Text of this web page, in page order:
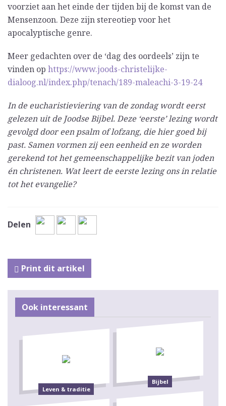
voorziet aan het einde der tijden bij de komst van de
Mensenzoon. Deze zijn stereotiep voor het
apocalyptische genre.
Meer gedachten over de ‘dag des oordeels’ zijn te
vinden op https://www.joods-christelijke-
dialoog.nl/index.php/tenach/189-maleachi-3-19-24
In de eucharistieviering van de zondag wordt eerst
gelezen uit de Joodse Bijbel. Deze ‘eerste’ lezing wordt
gevolgd door een psalm of lofzang, die hier goed bij
past. Samen vormen zij een eenheid en ze worden
gerekend tot het gemeenschappelijke bezit van joden
én christenen. Wat leert de eerste lezing ons in relatie
tot het evangelie?
Delen
Print dit artikel
Ook interessant
Leven & traditie
Bijbel